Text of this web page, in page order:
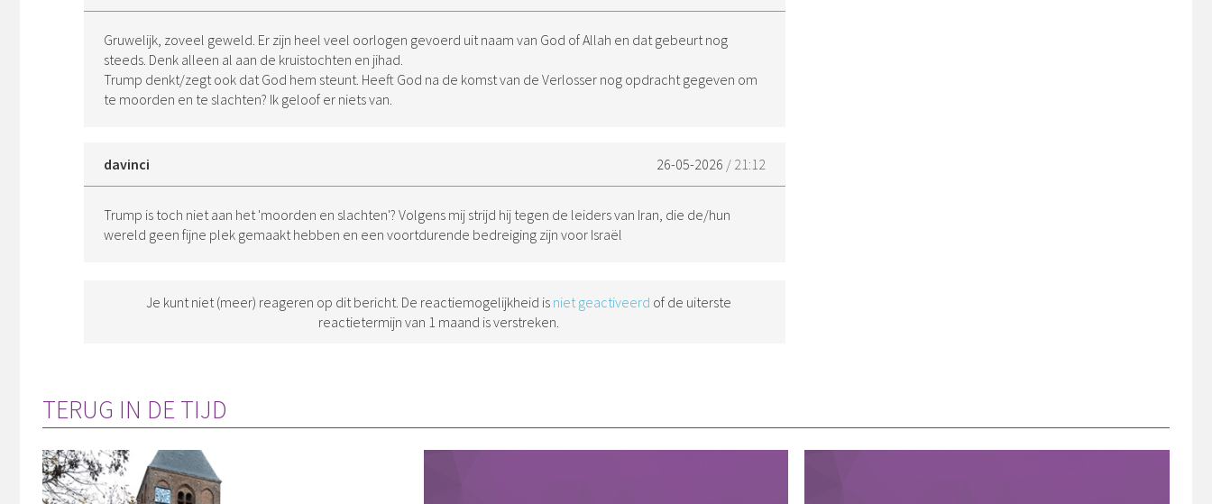
Gruwelijk, zoveel geweld. Er zijn heel veel oorlogen gevoerd uit naam van God of Allah en dat gebeurt nog
steeds. Denk alleen al aan de kruistochten en jihad.
Trump denkt/zegt ook dat God hem steunt. Heeft God na de komst van de Verlosser nog opdracht gegeven om
te moorden en te slachten? Ik geloof er niets van.
davinci 26-05-2026 / 21:12
Trump is toch niet aan het 'moorden en slachten'? Volgens mij strijd hij tegen de leiders van Iran, die de/hun
wereld geen fijne plek gemaakt hebben en een voortdurende bedreiging zijn voor Israël
Je kunt niet (meer) reageren op dit bericht. De reactiemogelijkheid is niet geactiveerd of de uiterste
reactietermijn van 1 maand is verstreken.
TERUG IN DE TIJD